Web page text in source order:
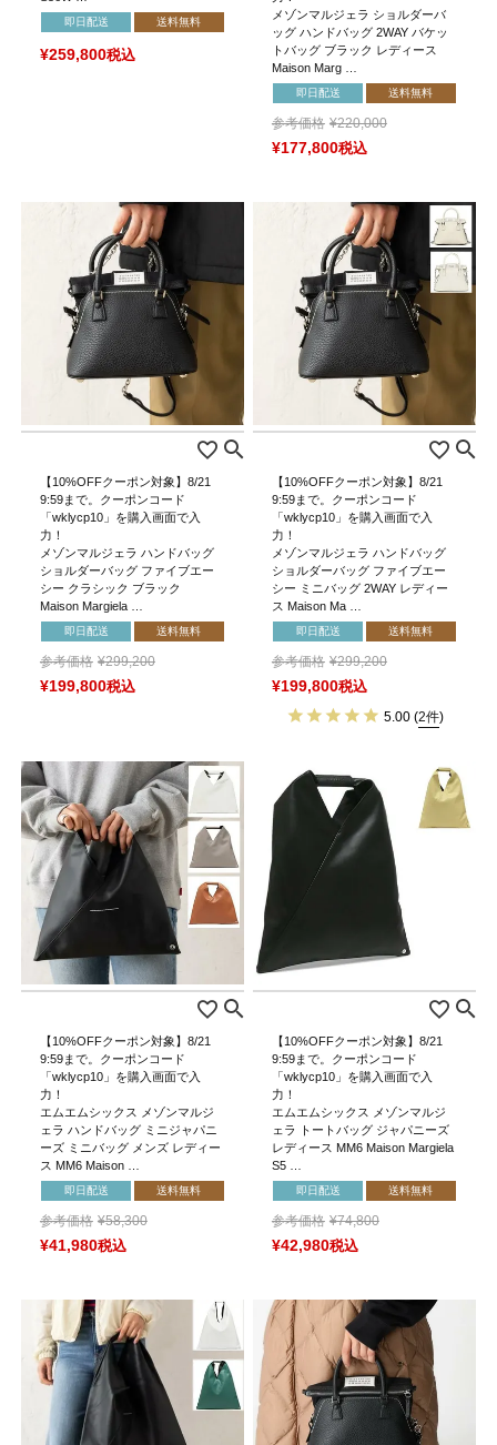
即日配送 送料無料
¥259,800税込
メゾンマルジェラ ショルダーバ
ッグ ハンドバッグ 2WAY バケッ
トバッグ ブラック レディース
Maison Marg …
即日配送 送料無料
参考価格 ¥220,000
¥177,800税込
【10%OFFクーポン対象】8/21
9:59まで。クーポンコード
「wklycp10」を購入画面で入
力！
メゾンマルジェラ ハンドバッグ
ショルダーバッグ ファイブエー
シー クラシック ブラック
Maison Margiela …
即日配送 送料無料
参考価格 ¥299,200
¥199,800税込
【10%OFFクーポン対象】8/21
9:59まで。クーポンコード
「wklycp10」を購入画面で入
力！
メゾンマルジェラ ハンドバッグ
ショルダーバッグ ファイブエー
シー ミニバッグ 2WAY レディー
ス Maison Ma …
即日配送 送料無料
参考価格 ¥299,200
¥199,800税込
5.00 (2件)
【10%OFFクーポン対象】8/21
9:59まで。クーポンコード
「wklycp10」を購入画面で入
力！
エムエムシックス メゾンマルジ
ェラ ハンドバッグ ミニジャパニ
ーズ ミニバッグ メンズ レディー
ス MM6 Maison …
即日配送 送料無料
参考価格 ¥58,300
¥41,980税込
【10%OFFクーポン対象】8/21
9:59まで。クーポンコード
「wklycp10」を購入画面で入
力！
エムエムシックス メゾンマルジ
ェラ トートバッグ ジャパニーズ
レディース MM6 Maison Margiela
S5 …
即日配送 送料無料
参考価格 ¥74,800
¥42,980税込